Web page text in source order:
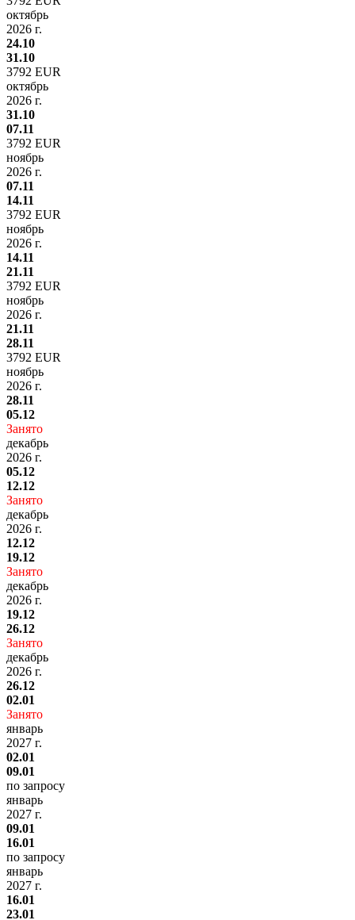
октябрь
2026 г.
24.10
31.10
3792 EUR
октябрь
2026 г.
31.10
07.11
3792 EUR
ноябрь
2026 г.
07.11
14.11
3792 EUR
ноябрь
2026 г.
14.11
21.11
3792 EUR
ноябрь
2026 г.
21.11
28.11
3792 EUR
ноябрь
2026 г.
28.11
05.12
Занято
декабрь
2026 г.
05.12
12.12
Занято
декабрь
2026 г.
12.12
19.12
Занято
декабрь
2026 г.
19.12
26.12
Занято
декабрь
2026 г.
26.12
02.01
Занято
январь
2027 г.
02.01
09.01
по запросу
январь
2027 г.
09.01
16.01
по запросу
январь
2027 г.
16.01
23.01